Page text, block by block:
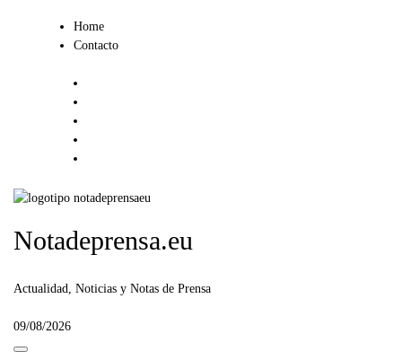
Home
Contacto
Notadeprensa.eu
Actualidad, Noticias y Notas de Prensa
09/08/2026